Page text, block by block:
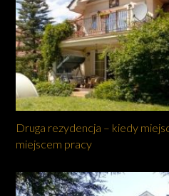
Druga rezydencja – kiedy
miejscem pracy